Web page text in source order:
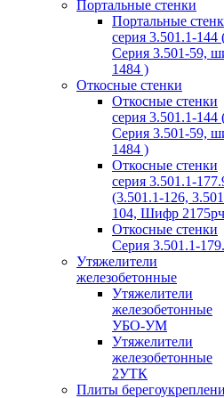
Портальные стенки
Портальные
серия 3.501.1-144
Серия 3.501-59,
1484 )
Откосные стенки
Откосные стенки
серия 3.501.1-144
Серия 3.501-59,
1484 )
Откосные стенки
серия 3.501.1-
(3.501.1-126,
104, Шифр
Откосные стенки
Серия 3.501.1-
Утяжелители
железобетонные
Утяжелители
железобетонные
УБО-УМ
Утяжелители
железобетонные
2УТК
Плиты